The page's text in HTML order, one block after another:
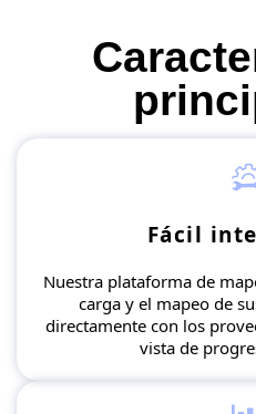
Fácil
Nuestra plataforma de
carga y el mapeo de
directamente con los
vista de